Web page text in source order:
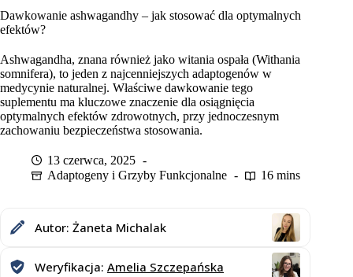
Dawkowanie ashwagandhy – jak stosować dla optymalnych
efektów?
Ashwagandha, znana również jako witania ospała (Withania
somnifera), to jeden z najcenniejszych adaptogenów w
medycynie naturalnej. Właściwe dawkowanie tego
suplementu ma kluczowe znaczenie dla osiągnięcia
optymalnych efektów zdrowotnych, przy jednoczesnym
zachowaniu bezpieczeństwa stosowania.
13 czerwca, 2025
Adaptogeny i Grzyby Funkcjonalne
16 mins
Autor: Żaneta Michalak
Weryfikacja: Amelia Szczepańska